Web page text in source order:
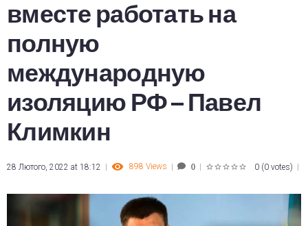
вместе работать на
полную
международную
изоляцию РФ – Павел
Климкин
28 Лютого, 2022 at 18:12 898 Views 0 0 (0 votes)